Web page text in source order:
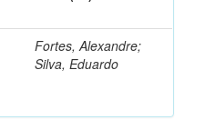
Fortes, Alexandre;
Silva, Eduardo